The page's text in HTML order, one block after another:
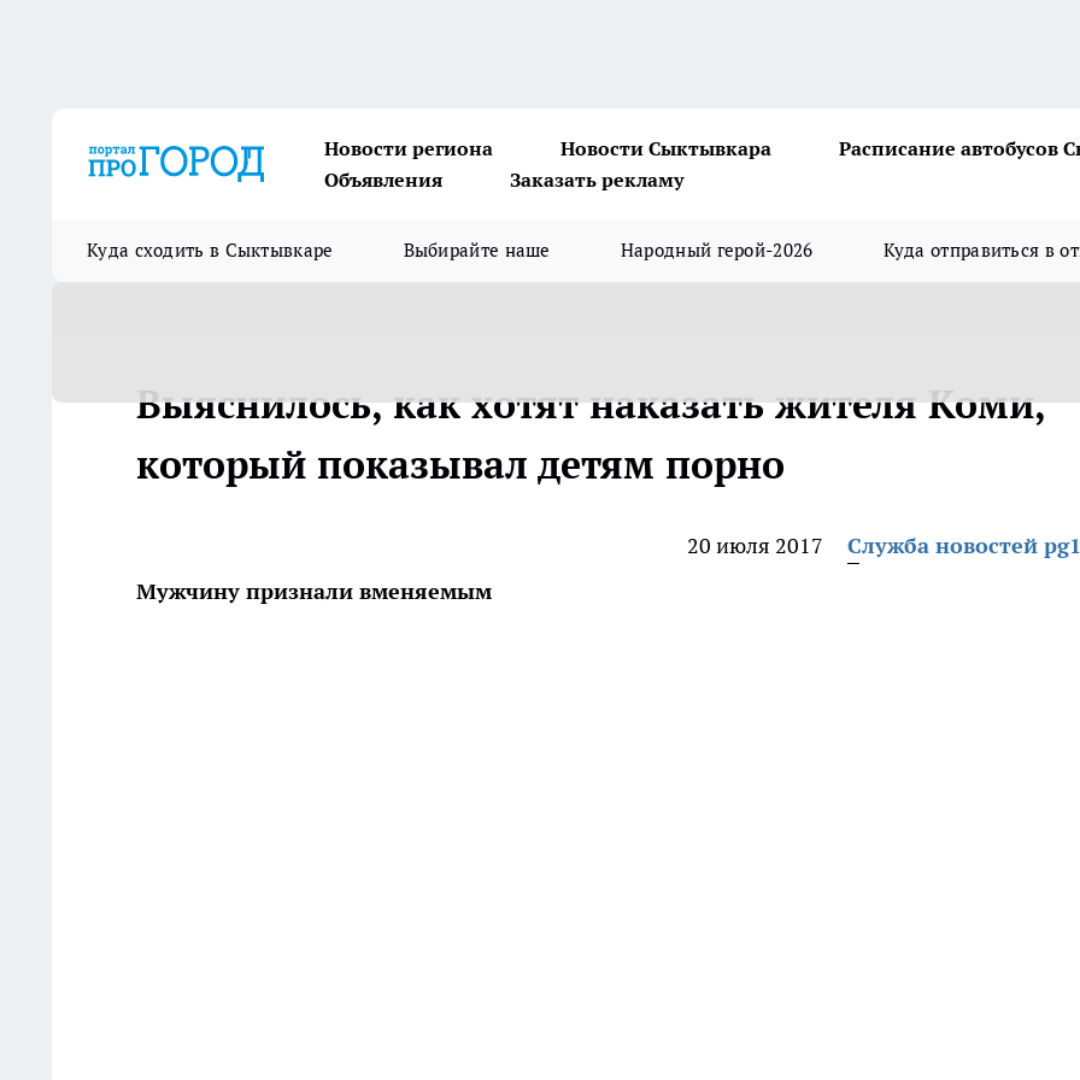
Новости региона Новости Сыктывкара
Расписание автобусов
Объявления
Заказать рекламу
Куда сходить в Сыктывкаре Выбирайте наше Народный герой-2026 Куда отправиться в
Выяснилось, как хотят наказать жителя Коми,
который показывал детям порно
20 июля 2017
Служба новостей
Мужчину признали вменяемым